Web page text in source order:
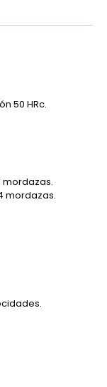
50 HRc.
mordazas.
mordazas.